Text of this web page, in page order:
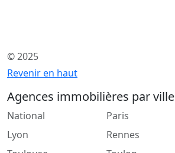
© 2025
Revenir en haut
Agences immobilières par ville
National
Lyon
Paris
Rennes